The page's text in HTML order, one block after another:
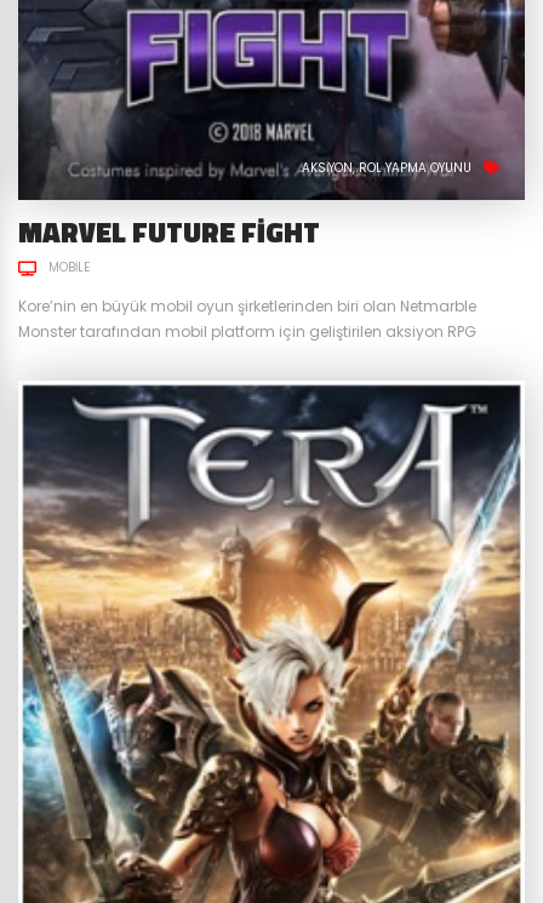
AKSIYON ROL YAPMA OYUNU
MARVEL FUTURE FIGHT
MOBILE
Kore’nin en büyük mobil oyun şirketlerinden biri olan Netmarble
Monster tarafından mobil platform için geliştirilen aksiyon RPG
Marvel karakterlerini bir araya getiriyor. Çıktığı günden bu yana
düzenli olarak güncellenerek 176 karaktere ulaşan oyun, gösterime
giren Marvel filmlerini de arkasına alarak popülaritesini korumaya
devam ediyor. Geçtiğimiz...